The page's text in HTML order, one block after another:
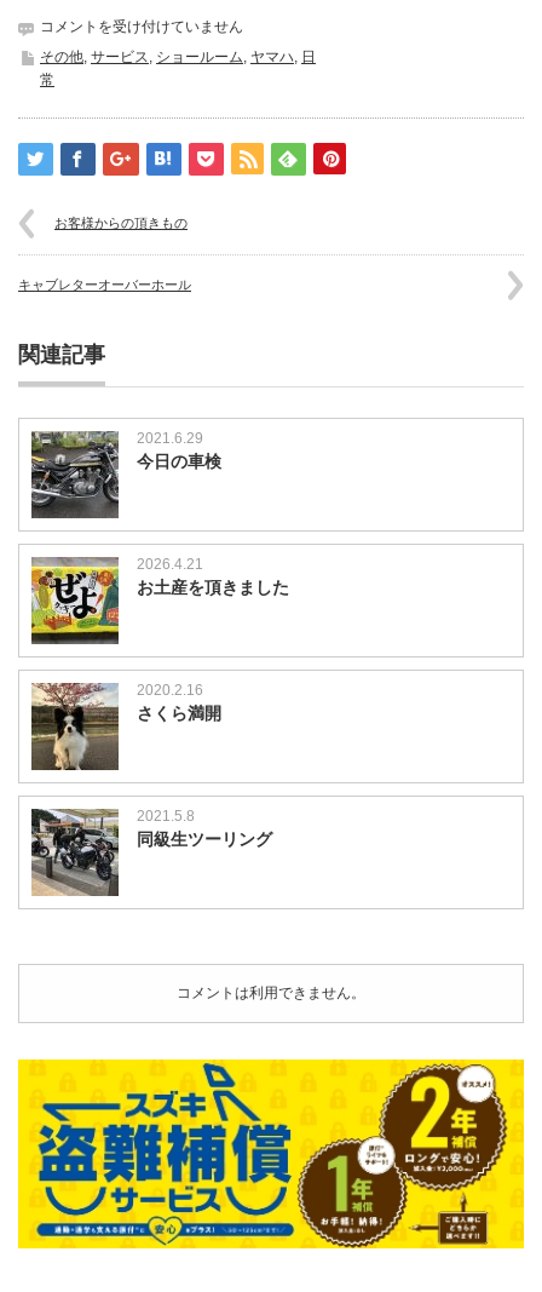
キ
ャ
ブ
タ
ー
は
コメントを受け付けていません
その他, サービス, ショールーム, ヤマハ, 日
常
お客様からの頂きもの
キャブレターオーバーホール
関連記事
2021.6.29
今日の車検
2026.4.21
お土産を頂きました
2020.2.16
さくら満開
2021.5.8
同級生ツーリング
コメントは利用できません。